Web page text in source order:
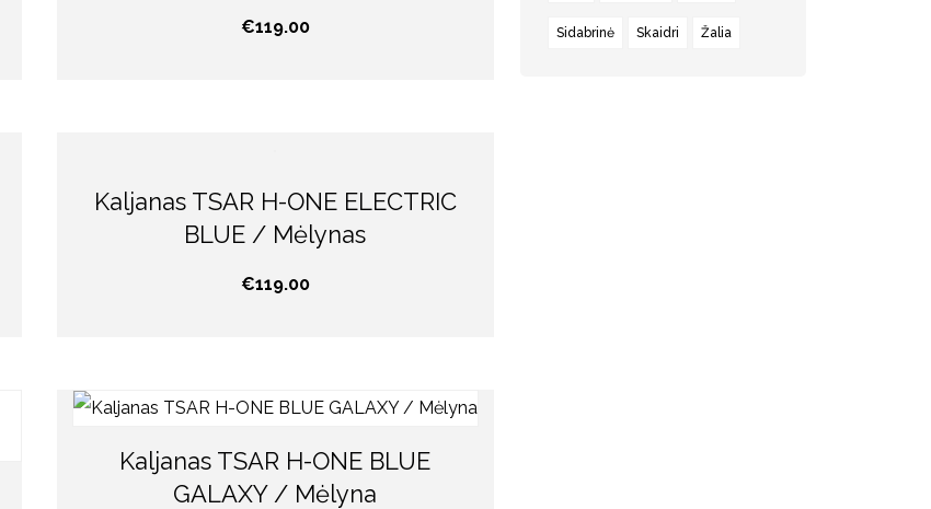
€119.00
Kaljanas TSAR H-ONE ELECTRIC
BLUE / Mėlynas
€119.00
Kaljanas TSAR H-ONE BLUE
GALAXY / Mėlyna
Sidabrinė Skaidri Žalia